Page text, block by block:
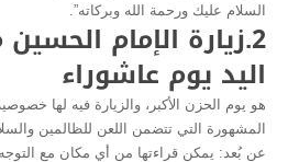
السلام عليك ورحمة الله وبركاته”.
2.زيارة الإمام
اليد يوم عاشوراء
هو يوم الحزن الأكبر، والزيارة فيه لها
المشهورة التي تتضمن اللعن للظالمين
عن بُعد: يمكن قراءتها من أي مكان مع التوجه